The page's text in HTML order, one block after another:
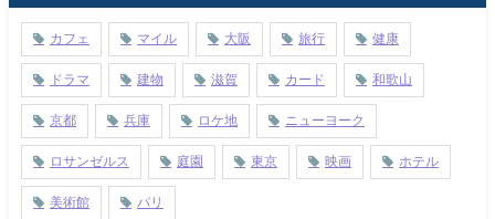
カフェ マイル 大阪 旅行 健康
ドラマ 建物 滋賀 カード 和歌山
京都 兵庫 ロケ地 ニューヨーク
ロサンゼルス 庭園 東京 映画 ホテル
美術館 パリ